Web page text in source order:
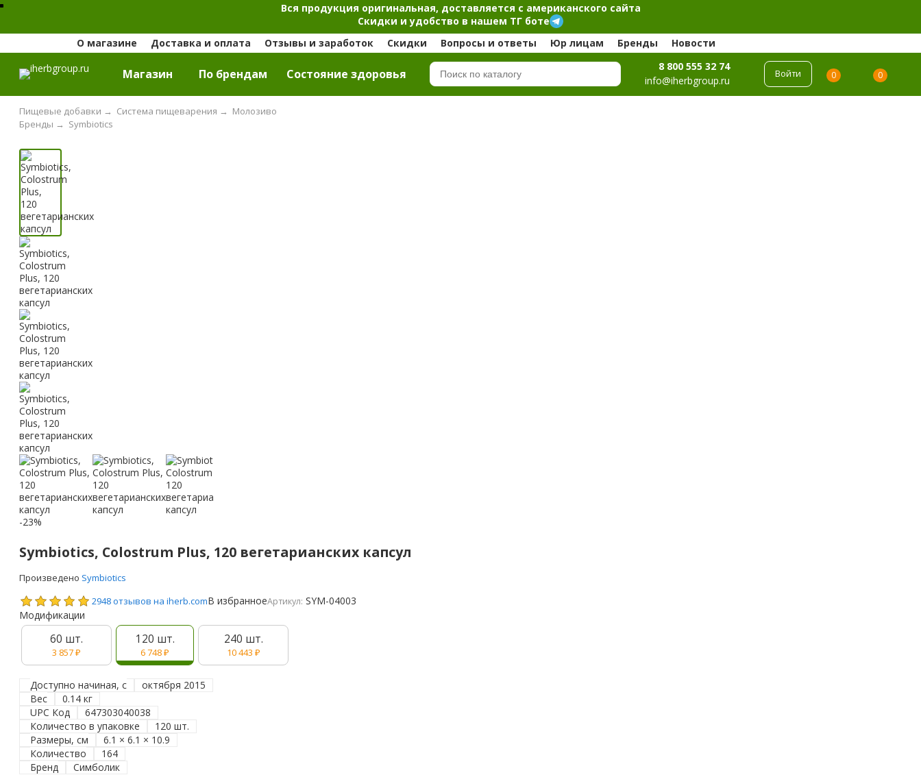
Вся продукция оригинальная, доставляется с американского сайта
Скидки и удобство в нашем ТГ боте
О магазине
Доставка и оплата Отзывы и заработок Скидки Вопросы и ответы Юр лицам Бренды Новости
Магазин По брендам Cостояние здоровья
8 800 555 32 74
info@iherbgroup.ru
Войти 0 0
Пищевые добавки → Система пищеварения → Молозиво
Symbiotics
Бренды →
-23%
Symbiotics, Colostrum Plus, 120 вегетарианских капсул
Произведено Symbiotics
2948 отзывов на iherb.comВ избранноеАртикул: SYM-04003
Модификации
60 шт.
3 857₽
120 шт.
6 748₽
240 шт.
10 443 ₽
Доступно начиная, с
октября 2015
Вес
0.14 кг
UPC Код
647303040038
Количество в упаковке
120 шт.
Размеры, см
6.1 × 6.1 × 10.9
Количество
164
Бренд
Симболик